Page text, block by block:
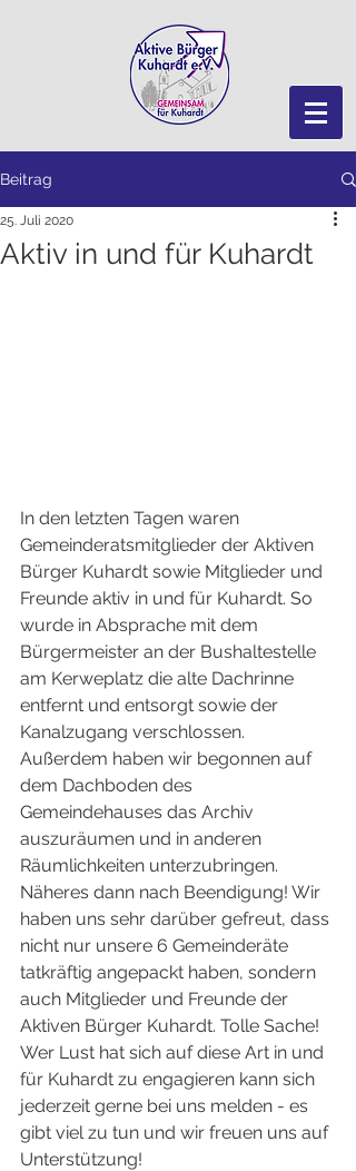
Beitrag
Aktiv in und für Kuhardt
25. Juli 2020
In den letzten Tagen waren
Gemeinderatsmitglieder der Aktiven
Bürger Kuhardt sowie Mitglieder und
Freunde aktiv in und für Kuhardt. So
wurde in Absprache mit dem
Bürgermeister an der Bushaltestelle
am Kerweplatz die alte Dachrinne
entfernt und entsorgt sowie der
Kanalzugang verschlossen.
Außerdem haben wir begonnen auf
dem Dachboden des
Gemeindehauses das Archiv
auszuräumen und in anderen
Räumlichkeiten unterzubringen.
Näheres dann nach Beendigung! Wir
haben uns sehr darüber gefreut, dass
nicht nur unsere 6 Gemeinderäte
tatkräftig angepackt haben, sondern
auch Mitglieder und Freunde der
Aktiven Bürger Kuhardt. Tolle Sache!
Wer Lust hat sich auf diese Art in und
für Kuhardt zu engagieren kann sich
jederzeit gerne bei uns melden - es
gibt viel zu tun und wir freuen uns auf
Unterstützung!